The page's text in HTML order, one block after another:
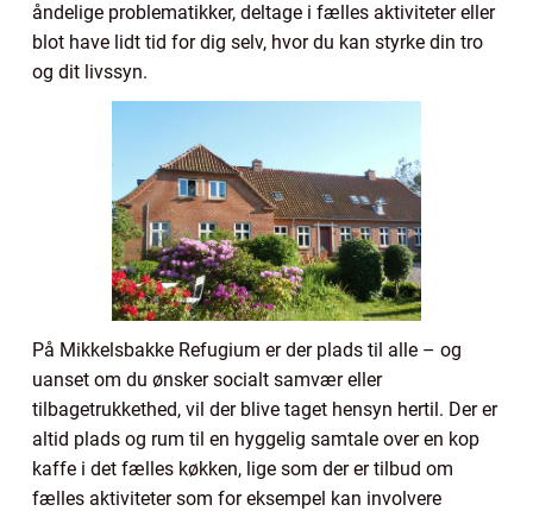
åndelige problematikker, deltage i fælles aktiviteter eller
blot have lidt tid for dig selv, hvor du kan styrke din tro
og dit livssyn.
På Mikkelsbakke Refugium er der plads til alle – og
uanset om du ønsker socialt samvær eller
tilbagetrukkethed, vil der blive taget hensyn hertil. Der er
altid plads og rum til en hyggelig samtale over en kop
kaffe i det fælles køkken, lige som der er tilbud om
fælles aktiviteter som for eksempel kan involvere